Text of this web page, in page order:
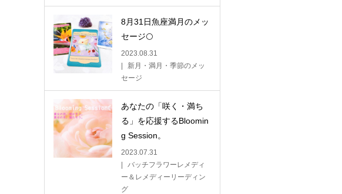
8月31日魚座満月のメッ
セージ🌕
2023.08.31
新月・満月・季節のメッ
セージ
あなたの「咲く・満ち
る」を応援するBloomin
g Session。
2023.07.31
バッチフラワーレメディ
ー＆レメディーリーディン
グ